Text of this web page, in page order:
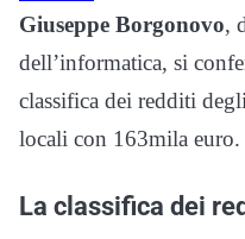
Giuseppe Borgonovo,
dell’informatica, si
classifica dei redditi
locali con 163mila euro.
La classifica dei